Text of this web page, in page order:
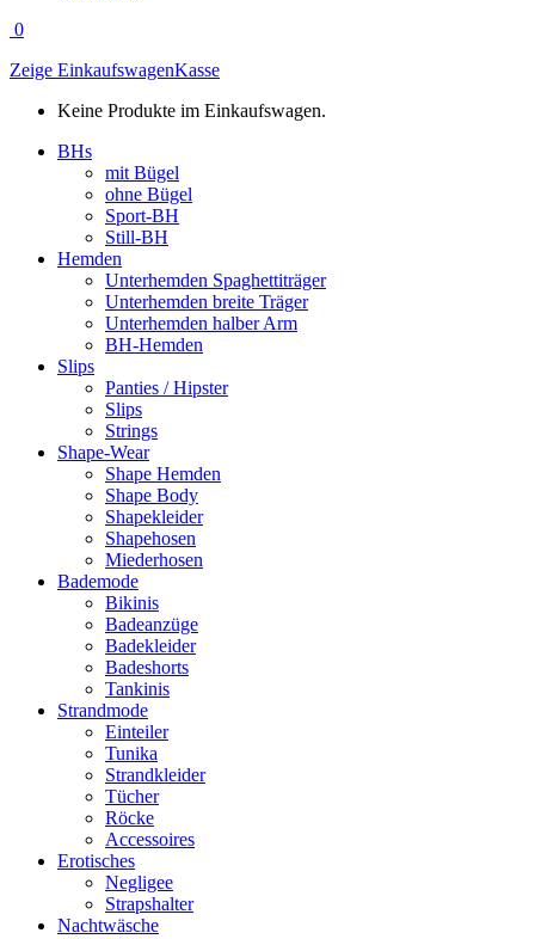
0
Zeige EinkaufswagenKasse
Keine Produkte im Einkaufswagen.
BHs
mit Bügel
ohne Bügel
Sport-BH
Still-BH
Hemden
Unterhemden Spaghettiträger
Unterhemden breite Träger
Unterhemden halber Arm
BH-Hemden
Slips
Panties / Hipster
Slips
Strings
Shape-Wear
Shape Hemden
Shape Body
Shapekleider
Shapehosen
Miederhosen
Bademode
Bikinis
Badeanzüge
Badekleider
Badeshorts
Tankinis
Strandmode
Einteiler
Tunika
Strandkleider
Tücher
Röcke
Accessoires
Erotisches
Negligee
Strapshalter
Nachtwäsche